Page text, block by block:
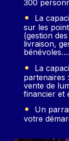
300
La
sur les
(gestion
livraison,
La
partenaires
vente de
financier et
Un
votre